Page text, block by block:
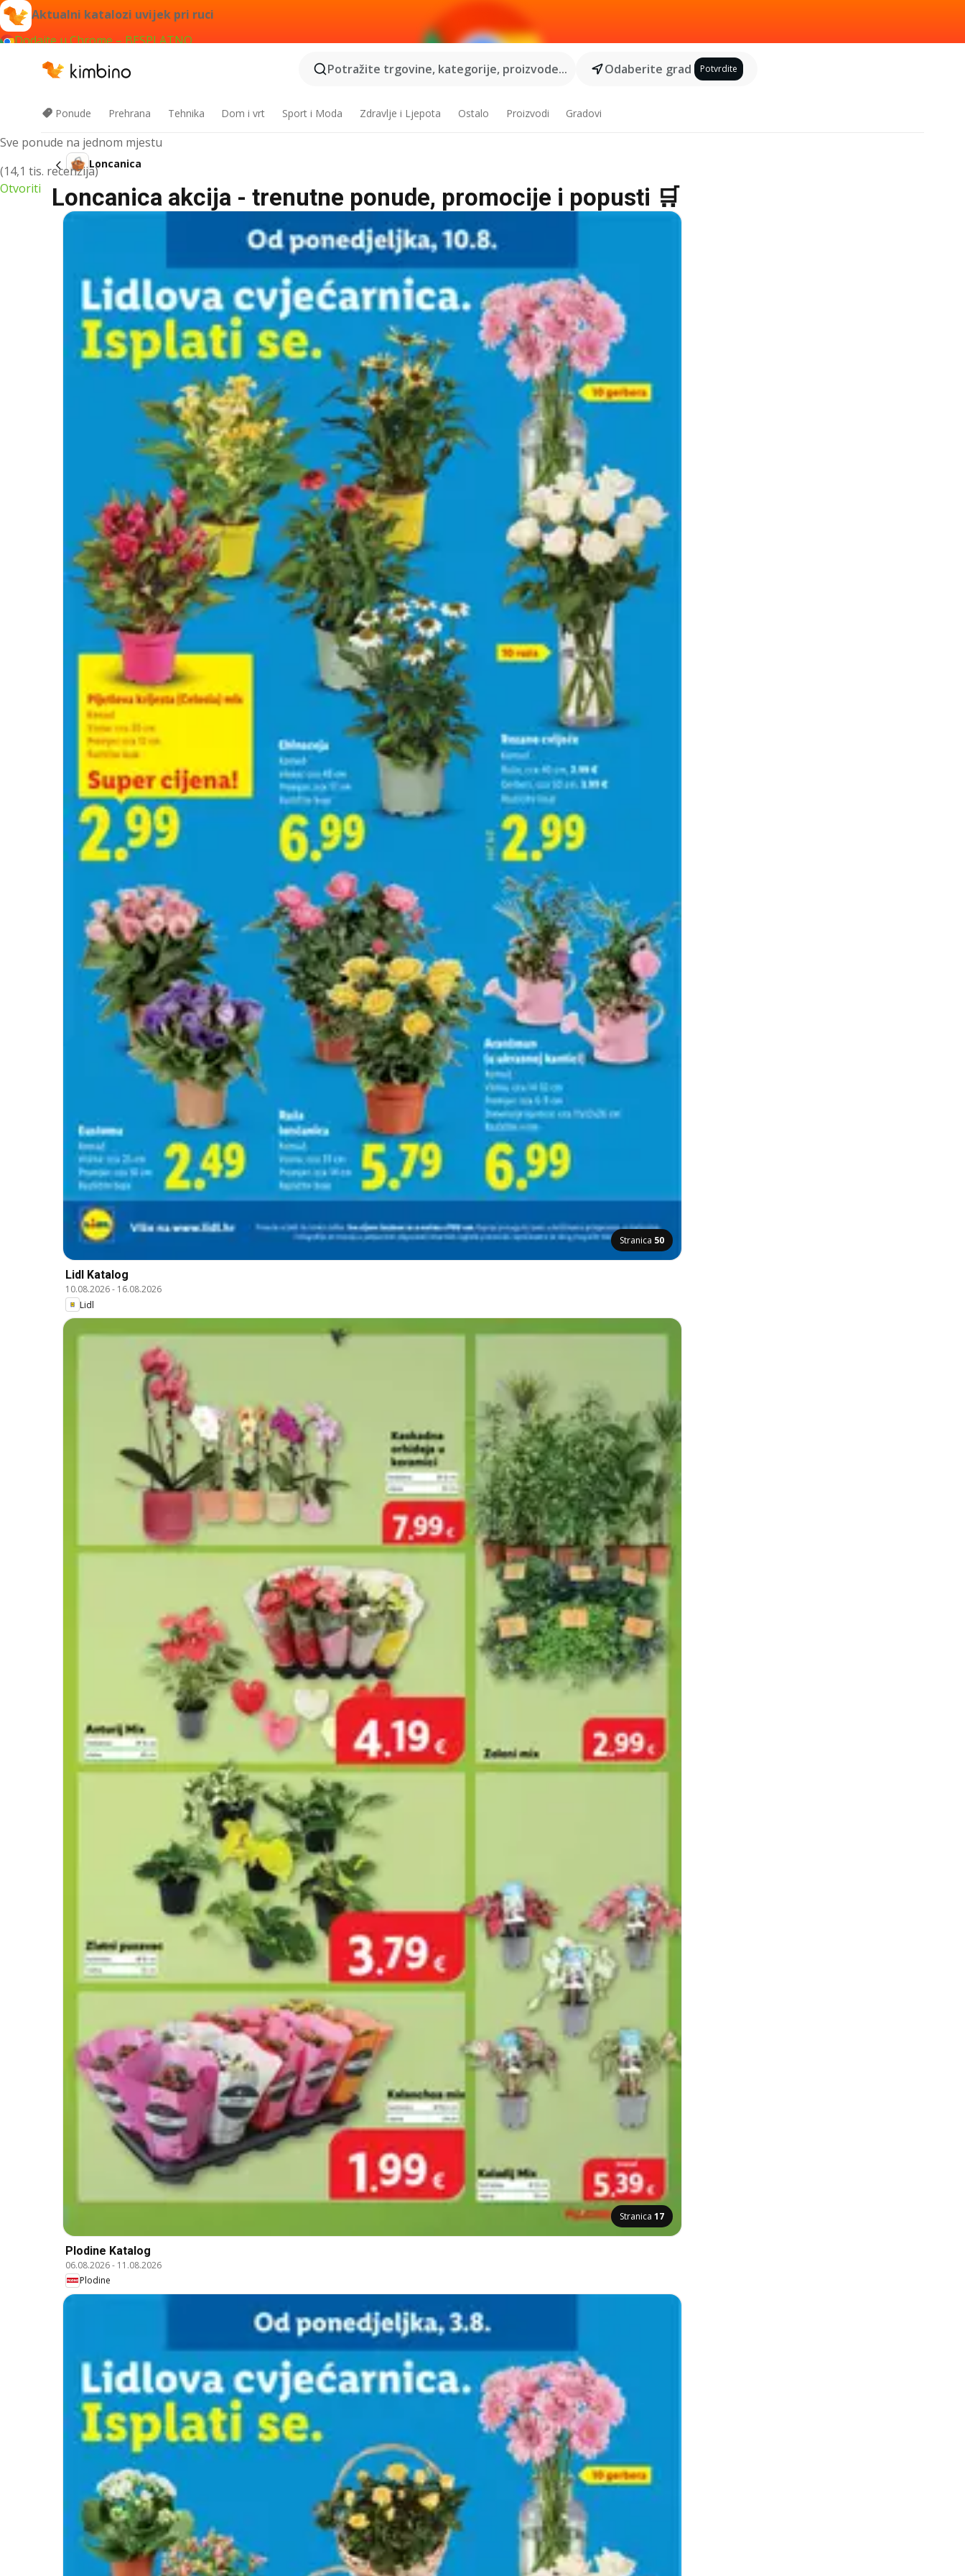
Aktualni katalozi uvijek pri ruci
Dodajte u Chrome – BESPLATNO
Kimbino aplikacija
Sve ponude na jednom mjestu
(14,1 tis. recenzija)
Otvoriti
Potražite trgovine, kategorije, proizvode... Odaberite grad Potvrdite
Ponude Prehrana Tehnika Dom i vrt Sport i Moda Zdravlje i Ljepota Ostalo Proizvodi Gradovi
Loncanica
Loncanica akcija - trenutne ponude, promocije i popusti 🛒
Stranica 50
Lidl Katalog
10.08.2026- 16.08.2026
Lidl
Stranica 17
Plodine Katalog
06.08.2026- 11.08.2026
Plodine